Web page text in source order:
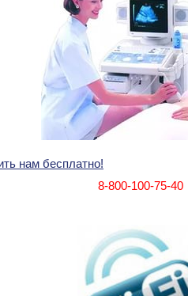
нам бесплатно!
8-800-100-75-40